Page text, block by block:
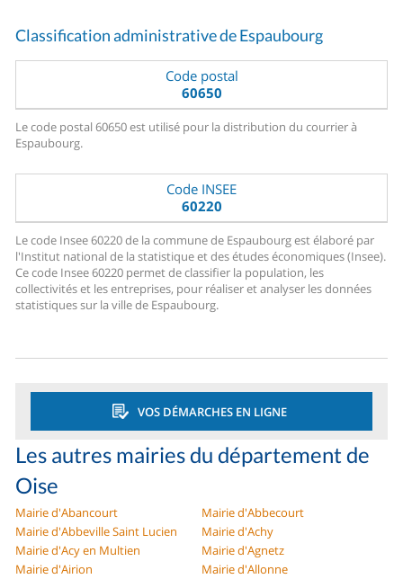
Classification administrative de Espaubourg
Code postal
60650
Le code postal 60650 est utilisé pour la distribution du courrier à
Espaubourg.
Code INSEE
60220
Le code Insee 60220 de la commune de Espaubourg est élaboré par
l'Institut national de la statistique et des études économiques (Insee).
Ce code Insee 60220 permet de classifier la population, les
collectivités et les entreprises, pour réaliser et analyser les données
statistiques sur la ville de Espaubourg.
VOS DÉMARCHES EN LIGNE
Les autres mairies du département de
Oise
Mairie d'Abancourt
Mairie d'Abbecourt
Mairie d'Abbeville Saint Lucien
Mairie d'Achy
Mairie d'Acy en Multien
Mairie d'Agnetz
Mairie d'Airion
Mairie d'Allonne